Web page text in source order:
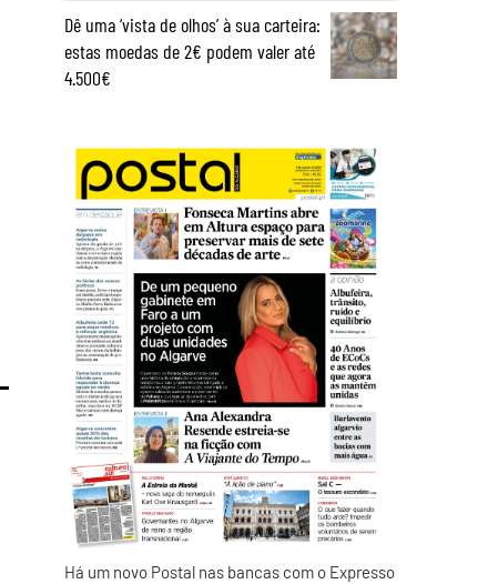
Dê uma ‘vista de olhos’ à sua carteira:
estas moedas de 2€ podem valer até
4.500€
Há um novo Postal nas bancas com o Expresso